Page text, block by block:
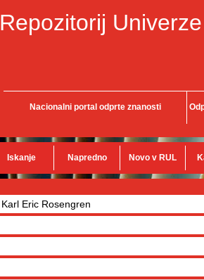
Repozitorij
Nacionalni portal odprte znanosti
Iskanje Napredno Novo v RUL